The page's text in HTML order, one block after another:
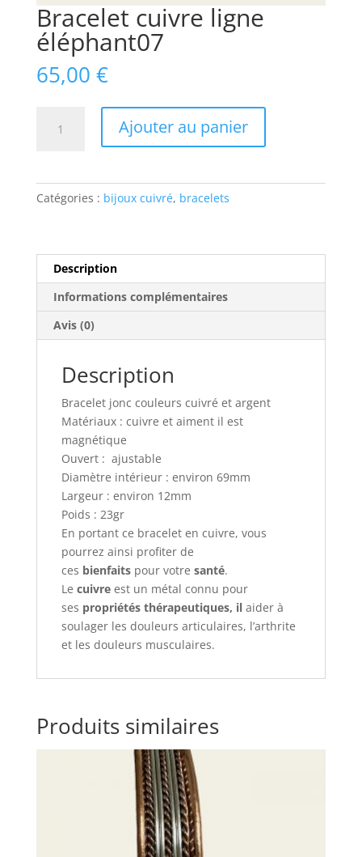
Bracelet cuivre ligne
éléphant07
65,00 €
ligne
éléphant07
Ajouter au panier
Catégories : bijoux cuivré, bracelets
Description
Informations complémentaires
Avis (0)
Description
Bracelet jonc couleurs cuivré et argent
Matériaux : cuivre et aiment il est
magnétique
Ouvert : ajustable
Diamètre intérieur : environ 69mm
Largeur : environ 12mm
Poids : 23gr
En portant ce bracelet en cuivre, vous
pourrez ainsi profiter de
ces bienfaitspour votre santé.
Le cuivreest un métal connu pour
ses propriétés thérapeutiques, ilaider à
soulager les douleurs articulaires, l’arthrite
et les douleurs musculaires.
Produits similaires